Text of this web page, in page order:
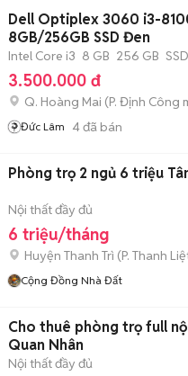
Dell Optiplex 3060 i3-
8GB/256GB SSD Đen
Intel Core i3 8 GB 256 GB SSD
3.500.000 đ
Q. Hoàng Mai (P. Định Công
Đức Lâm 4đã bán
Phòng trọ 2 ngủ 6 triệu
Nội thất đầy đủ
6 triệu/tháng
Huyện Thanh Trì (P. Thanh
Cộng Đồng Nhà Đất
Cho thuê phòng trọ full
Quan Nhân
Nội thất đầy đủ